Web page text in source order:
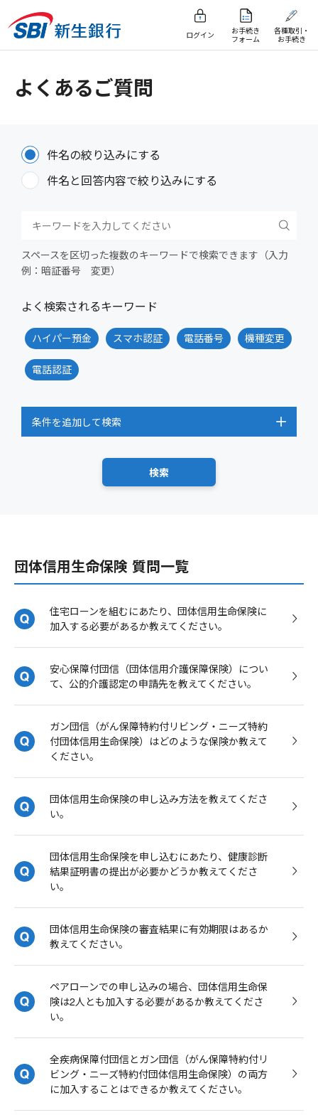
ログイン
お手続き
フォーム
各種取引・
お手続き
よくあるご質問
件名の絞り込みにする
件名と回答内容で絞り込みにする
スペースを区切った複数のキーワードで検索できます（入力
例：暗証番号 変更）
よく検索されるキーワード
ハイパー預金 スマホ認証 電話番号 機種変更
電話認証
条件を追加して検索
団体信用生命保険 質問一覧
住宅ローンを組むにあたり、団体信用生命保険に
加入する必要があるか教えてください。
安心保障付団信（団体信用介護保障保険）につい
て、公的介護認定の申請先を教えてください。
ガン団信（がん保障特約付リビング・ニーズ特約
付団体信用生命保険）はどのような保険か教えて
ください。
団体信用生命保険の申し込み方法を教えてくださ
い。
団体信用生命保険を申し込むにあたり、健康診断
結果証明書の提出が必要かどうか教えてくださ
い。
団体信用生命保険の審査結果に有効期限はあるか
教えてください。
ペアローンでの申し込みの場合、団体信用生命保
険は2人とも加入する必要があるか教えてくださ
い。
全疾病保障付団信とガン団信（がん保障特約付リ
ビング・ニーズ特約付団体信用生命保険）の両方
に加入することはできるか教えてください。